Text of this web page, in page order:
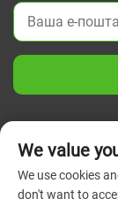
Ауторско право
We value
We use cookies
don't want to